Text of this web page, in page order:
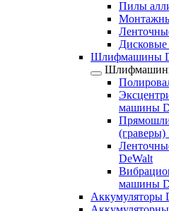
Пилы
Шлифмашины
машины
(граверы)
DeWalt
машины
Аккумуляторы